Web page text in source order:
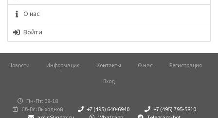
О нас
Войти
Новости Информация Контакты О нас Регистрация
Вход
Пн-Пт: 09-18
Сб-Вс: Выходной
+7 (495) 640-6940
+7 (495) 795-5810